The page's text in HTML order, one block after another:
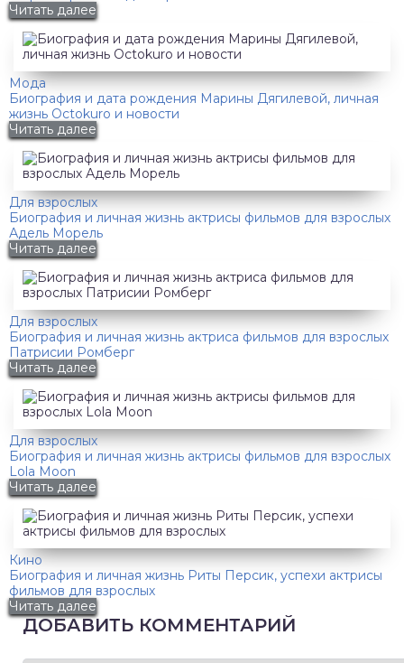
Читать далее
Мода
Биография и дата рождения Марины Дягилевой, личная
жизнь Octokuro и новости
Читать далее
Для взрослых
Биография и личная жизнь актрисы фильмов для взрослых
Адель Морель
Читать далее
Для взрослых
Биография и личная жизнь актриса фильмов для взрослых
Патрисии Ромберг
Читать далее
Для взрослых
Биография и личная жизнь актрисы фильмов для взрослых
Lola Moon
Читать далее
Кино
Биография и личная жизнь Риты Персик, успехи актрисы
фильмов для взрослых
Читать далее
ДОБАВИТЬ КОММЕНТАРИЙ